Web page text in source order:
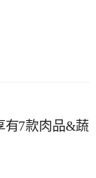
有7款肉品&蔬